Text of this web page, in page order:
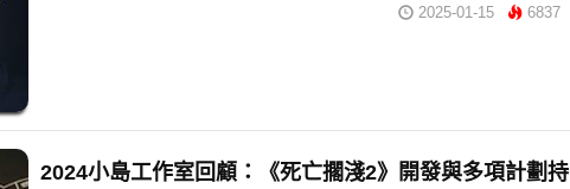
2025-01-15 6837
2024小島工作室回顧：《死亡擱淺2》開發與多項計劃持